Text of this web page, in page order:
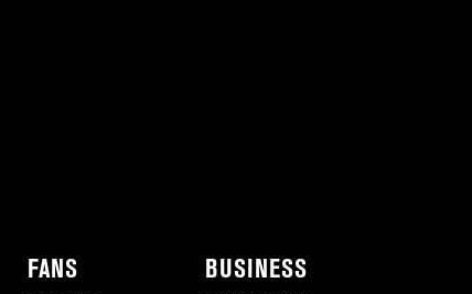
FANS BUSINESS